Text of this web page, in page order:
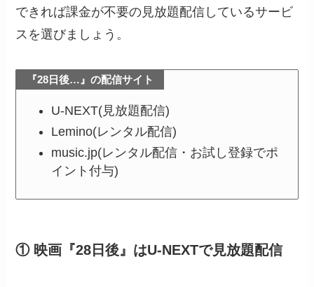
できれば課金が不要の見放題配信しているサービ
スを選びましょう。
『28日後…』の配信サイト
U-NEXT(見放題配信)
Lemino(レンタル配信)
music.jp(レンタル配信・お試し登録でポ
イント付与)
① 映画『28日後』はU-NEXTで見放題配信